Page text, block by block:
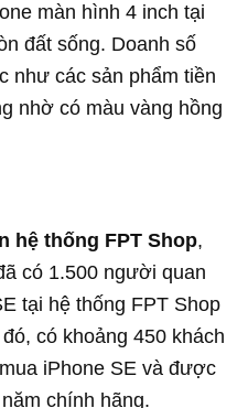
màn hình 4 inch tại
đất sống. Doanh số
như các sản phẩm tiền
nhờ có màu vàng hồng
hệ thống FPT Shop,
có 1.500 người quan
tại hệ thống FPT Shop
có khoảng 450 khách
iPhone SE và được
chính hãng.